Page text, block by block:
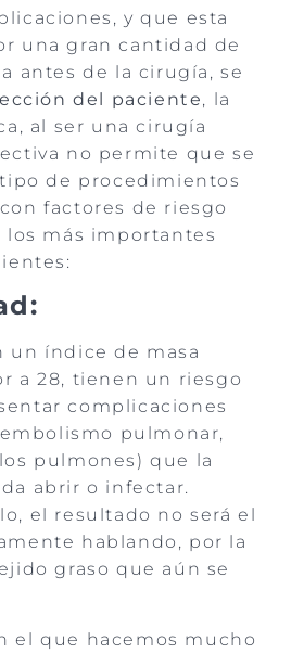
y que esta
una gran cantidad de
antes de la cirugía, se
del paciente, la
al ser una cirugía
no permite que se
de procedimientos
factores de riesgo
los más importantes
un índice de masa
a 28, tienen un riesgo
complicaciones
pulmonar,
pulmones) que la
abrir o infectar.
el resultado no será el
hablando, por la
graso que aún se
el que hacemos mucho